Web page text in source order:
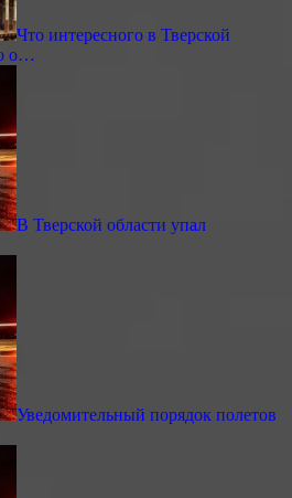
Что интересного в Тверской
о…
В Тверской области упал
Уведомительный порядок полетов